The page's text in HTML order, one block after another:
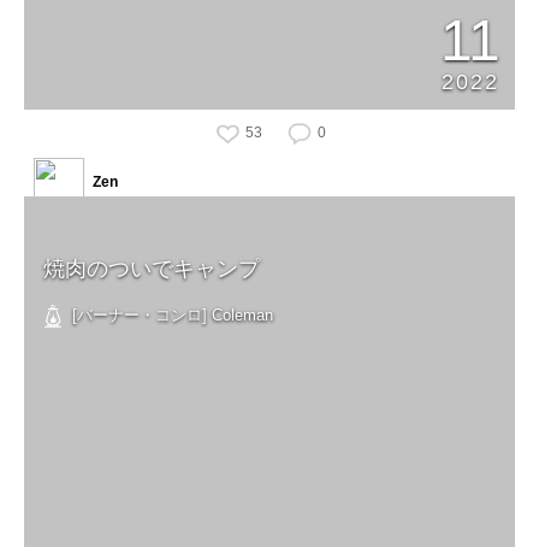
11
2022
53 0
焼肉のついでキャンプ
[バーナー・コンロ] Coleman
Zen